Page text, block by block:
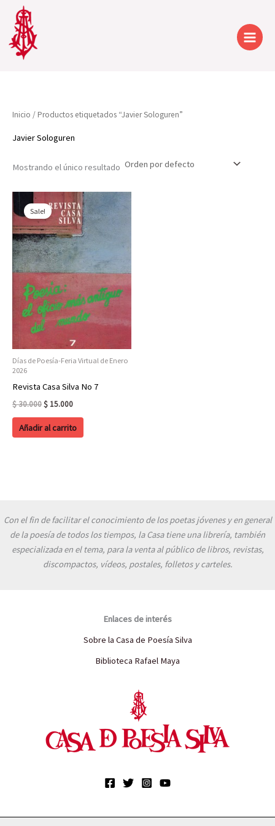
contenido
Inicio / Productos etiquetados “Javier Sologuren”
Javier Sologuren
Mostrando el único resultado
Sale!
Días de Poesía-Feria Virtual de Enero
2026
Revista Casa Silva No 7
$30.000 Original
was:
$ 15.000Current
is:
$ 15.000.
Añadir al carrito
Con el fin de facilitar el conocimiento de los poetas jóvenes y en general
de la poesía de todos los tiempos, la Casa tiene una librería, también
especializada en el tema, para la venta al público de libros, revistas,
discompactos, vídeos, postales, folletos y carteles.
Enlaces de interés
Sobre la Casa de Poesía Silva
Biblioteca Rafael Maya